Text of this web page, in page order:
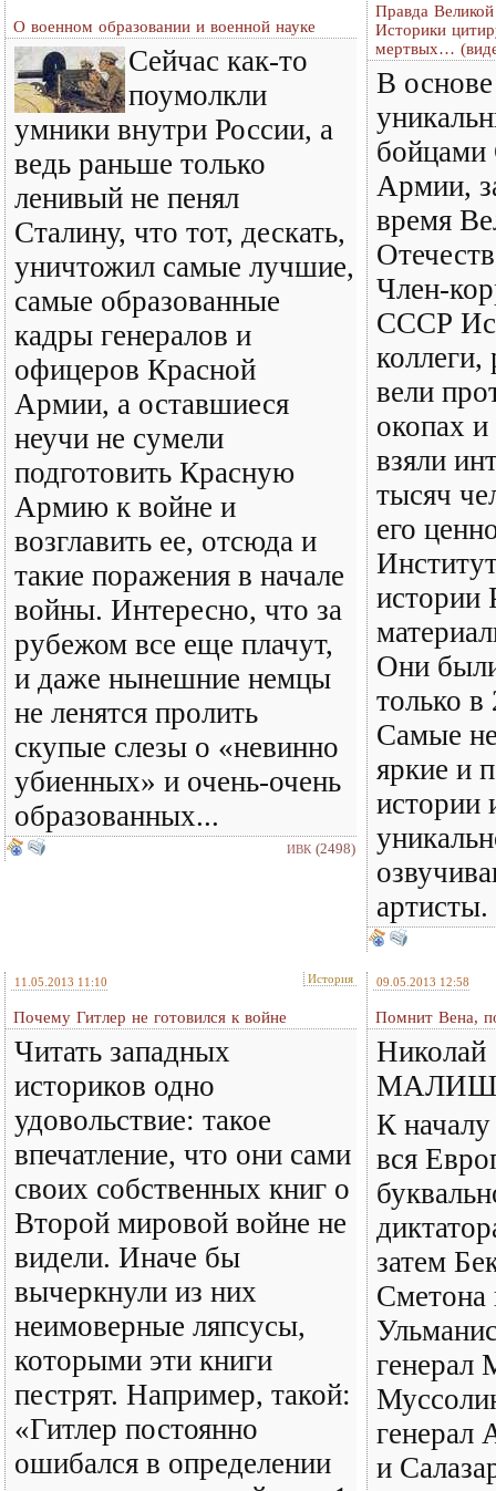
О военном образовании и военной науке
Сейчас как-то
поумолкли
умники внутри России, а
ведь раньше только
ленивый не пенял
Сталину, что тот, дескать,
уничтожил самые лучшие,
самые образованные
кадры генералов и
офицеров Красной
Армии, а оставшиеся
неучи не сумели
подготовить Красную
Армию к войне и
возглавить ее, отсюда и
такие поражения в начале
войны. Интересно, что за
рубежом все еще плачут,
и даже нынешние немцы
не ленятся пролить
скупые слезы о «невинно
убиенных» и очень-очень
образованных...
ИВК (2498)
Правда
Историки
мертвых…
В
бойцами
Армии,
время
Член-
СССР
вели
окопах
взяли
тысяч
его
истории
Они
только в
Самые
яркие и
истории
артисты.
11.05.2013 11:10 История
Почему Гитлер не готовился к войне
Читать западных
историков одно
удовольствие: такое
впечатление, что они сами
своих собственных книг о
Второй мировой войне не
видели. Иначе бы
вычеркнули из них
неимоверные ляпсусы,
которыми эти книги
пестрят. Например, такой:
«Гитлер постоянно
ошибался в определении
09.05.2013 12:58
Помнит Вена,
Николай
К
вся
затем
Сметона
генерал
генерал
и